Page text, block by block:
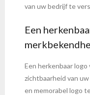
van uw bedrijf te
Een
Een herkenbaar
zichtbaarheid van
en memorabel logo